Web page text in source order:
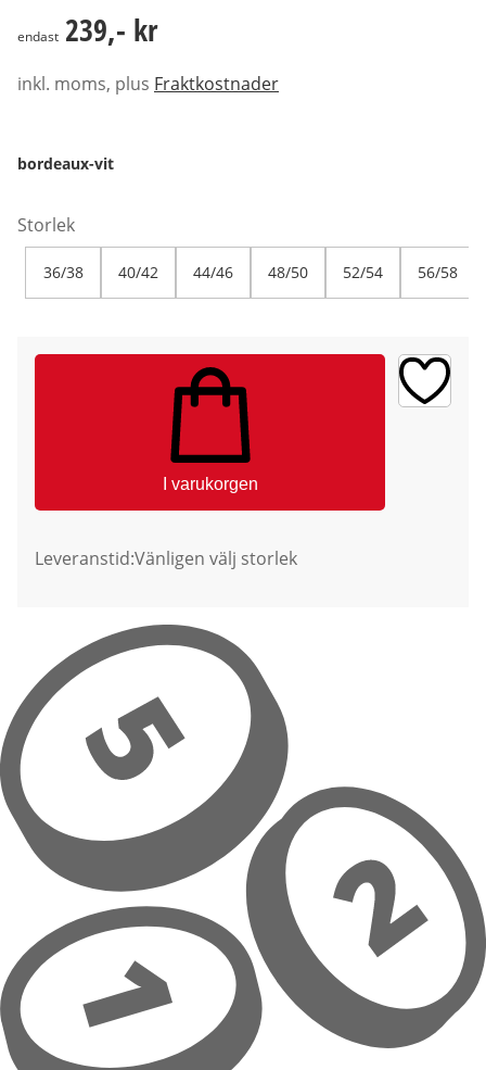
239,- kr
endast 239,- kr
inkl. moms, plus Fraktkostnader
bordeaux-vit
Storlek
36/38 40/42 44/46 48/50 52/54 56/58
I varukorgen
Leveranstid:Vänligen välj storlek